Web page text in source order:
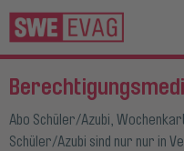
Abo Schüler/Azubi,
Schüler/Azubi sind nur nur in